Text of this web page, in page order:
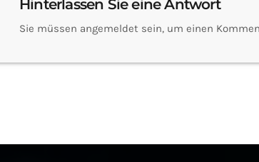
Hinterlassen Sie eine Antwort
Sie müssen angemeldet sein, um einen